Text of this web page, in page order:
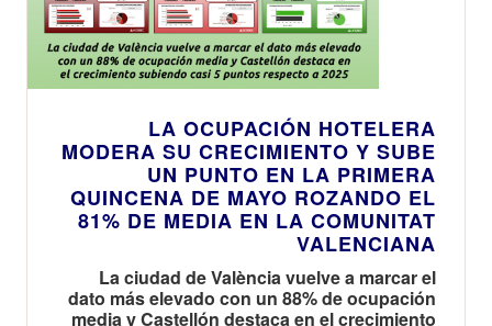
LA OCUPACIÓN HOTELERA
MODERA SU CRECIMIENTO Y SUBE
UN PUNTO EN LA PRIMERA
QUINCENA DE MAYO ROZANDO EL
81% DE MEDIA EN LA COMUNITAT
VALENCIANA
La ciudad de València vuelve a marcar el
dato más elevado con un 88% de ocupación
media y Castellón destaca en el crecimiento